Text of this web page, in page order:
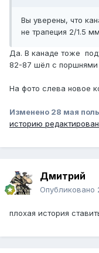
Вы уверены, что
не трапеция 2/1.5
Да. В канаде тоже
82-87 шёл с поршнями
На фото слева новое
Изменено 28 мая
историю
Дмитрий
Опубликовано
плохая история